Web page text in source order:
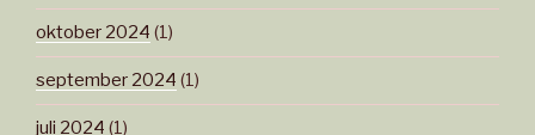
oktober 2024 (1)
september 2024 (1)
juli 2024 (1)